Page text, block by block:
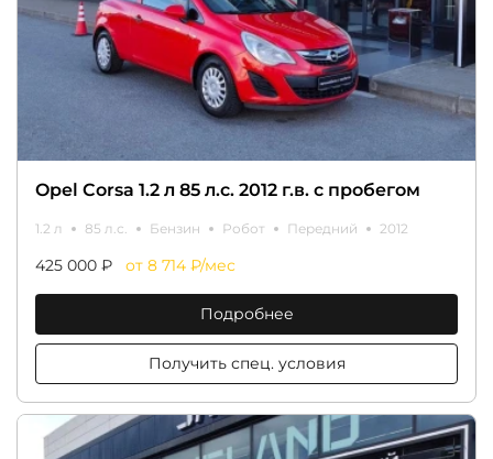
Opel Corsa 1.2 л 85 л.с. 2012 г.в. с пробегом
1.2 л 85 л.с. Бензин Робот Передний 2012
425 000 ₽ от 8 714 ₽/мес
Подробнее
Получить спец. условия